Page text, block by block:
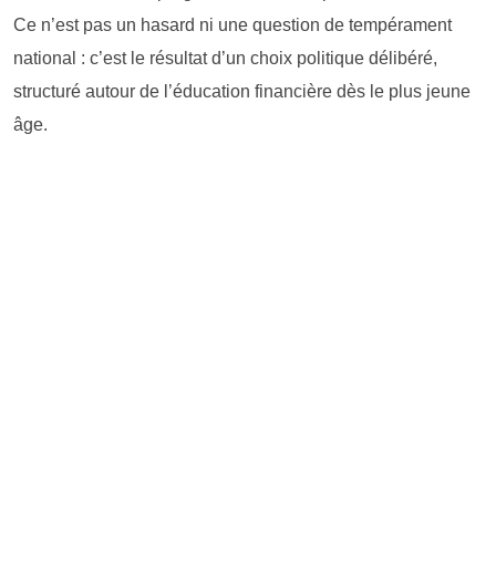
Ce n’est pas un hasard ni une question de tempérament
national : c’est le résultat d’un choix politique délibéré,
structuré autour de l’éducation financière dès le plus jeune
âge.